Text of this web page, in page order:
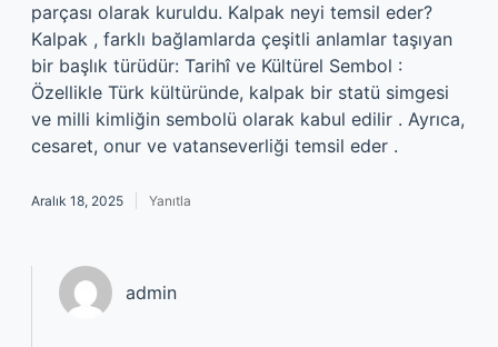
parçası olarak kuruldu. Kalpak neyi temsil eder?
Kalpak , farklı bağlamlarda çeşitli anlamlar taşıyan
bir başlık türüdür: Tarihî ve Kültürel Sembol :
Özellikle Türk kültüründe, kalpak bir statü simgesi
ve milli kimliğin sembolü olarak kabul edilir . Ayrıca,
cesaret, onur ve vatanseverliği temsil eder .
Aralık 18, 2025 Yanıtla
admin